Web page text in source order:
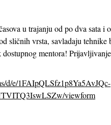
u trajanju od po dva sata
sličnih vrsta, savladaju
mentora!
d/e/1FAIpQLSfz1p8Ya5AvJQc-
viewform